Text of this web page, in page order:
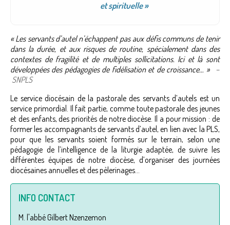
et spirituelle »
« Les servants d’autel n’échappent pas aux défis communs de tenir
dans la durée, et aux risques de routine, spécialement dans des
contextes de fragilité et de multiples sollicitations. Ici et là sont
développées des pédagogies de fidélisation et de croissance… »
–
SNPLS
Le service diocésain de la pastorale des servants d’autels est un
service primordial. Il fait partie, comme toute pastorale des jeunes
et des enfants, des priorités de notre diocèse. Il a pour mission : de
former les accompagnants de servants d’autel, en lien avec la PLS,
pour que les servants soient formés sur le terrain, selon une
pédagogie de l’intelligence de la liturgie adaptée, de suivre les
différentes équipes de notre diocèse, d’organiser des journées
diocésaines annuelles et des pèlerinages…
INFO CONTACT
M. l'abbé Gilbert Nzenzemon